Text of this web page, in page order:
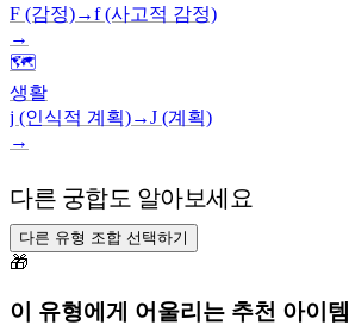
F (감정)→f (사고적 감정)
→
🗺️
생활
j (인식적 계획)→J (계획)
→
다른 궁합도 알아보세요
다른 유형 조합 선택하기
🎁
이 유형에게 어울리는 추천 아이템